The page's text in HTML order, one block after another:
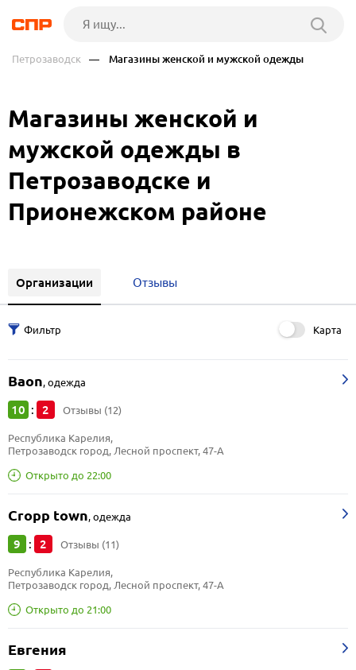
Петрозаводск — Магазины женской и мужской одежды
Магазины женской и
мужской одежды в
Петрозаводске и
Прионежском районе
Организации Отзывы
Карта
Baon,одежда
10 : 2 Отзывы (12)
Открыто до 22:00
Республика Карелия,
Петрозаводск город, Лесной проспект, 47-А
Cropp town,одежда
9 : 2 Отзывы (11)
Открыто до 21:00
Республика Карелия,
Петрозаводск город, Лесной проспект, 47-А
Евгения